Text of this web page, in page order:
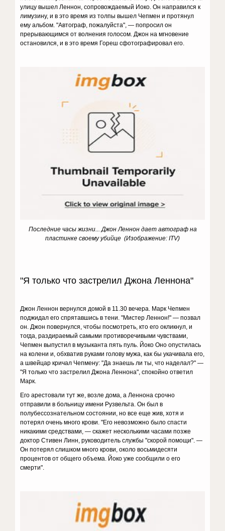
улицу вышел Леннон, сопровождаемый Иоко. Он направился к
лимузину, и в это время из толпы вышел Чепмен и протянул
ему альбом. "Автограф, пожалуйста", — попросил он
прерывающимся от волнения голосом. Джон на мгновение
остановился, и в это время Гореш сфотографировал его.
Последние часы жизни... Джон Леннон дает автограф на
пластинке своему убийце (Изображение: ITV)
"Я только что застрелил Джона Леннона"
Джон Леннон вернулся домой в 11.30 вечера. Марк Чепмен
поджидал его спрятавшись в тени. "Мистер Леннон!" — позвал
он. Джон повернулся, чтобы посмотреть, кто его окликнул, и
тогда, раздираемый самыми противоречивыми чувствами,
Чепмен выпустил в музыканта пять пуль. Йоко Оно опустилась
на колени и, обхватив руками голову мужа, как бы укачивала его,
а швейцар кричал Чепмену: "Да знаешь ли ты, что наделал?" —
"Я только что застрелил Джона Леннона", спокойно ответил
Марк.
Его арестовали тут же, возле дома, а Леннона срочно
отправили в больницу имени Рузвельта. Он был в
полубессознательном состоянии, но все еще жив, хотя и
потерял очень много крови. "Его невозможно было спасти
никакими средствами, — скажет несколькими часами позже
доктор Стивен Линн, руководитель службы "скорой помощи". —
Он потерял слишком много крови, около восьмидесяти
процентов от общего объема. Йоко уже сообщили о его
смерти".